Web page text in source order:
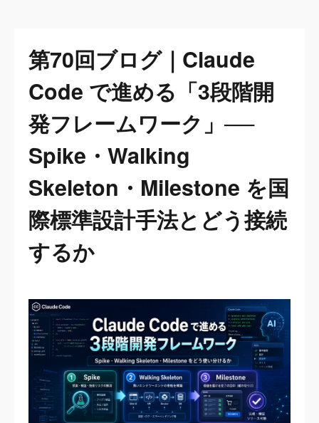
第70回ブログ｜Claude
Code で進める「3段階開
発フレームワーク」──
Spike・Walking
Skeleton・Milestone を国
際標準設計手法とどう接続
するか